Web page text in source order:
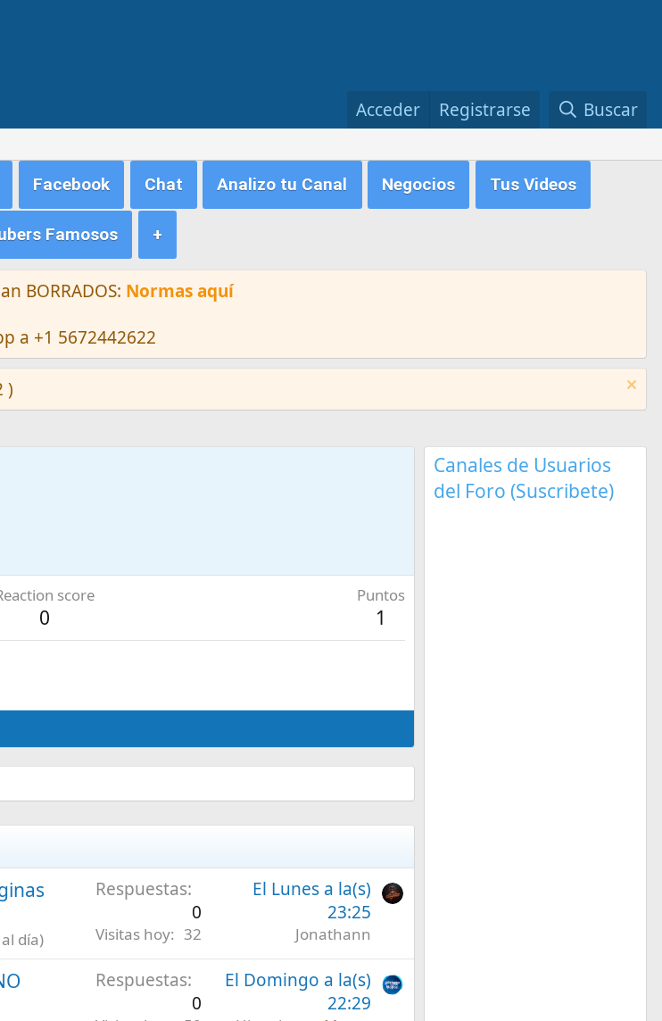
Acceder Registrarse Buscar
Facebook Chat Analizo tu Canal Negocios Tus Videos
Famosos +
BORRADOS: Normas aquí
a +1 5672442622
)
score
0
Puntos
1
día)
Respuestas
0
Visitas hoy 32
El Lunes a la(s)
23:25
Jonathann
Respuestas
0
El Domingo a la(s)
22:29
Canales de Usuarios
del Foro (Suscribete)